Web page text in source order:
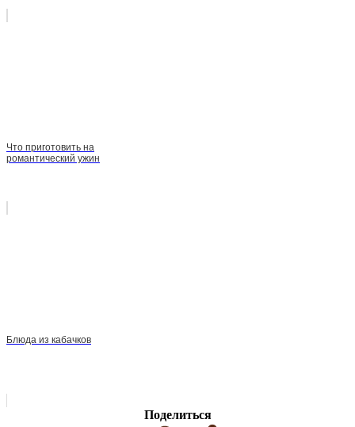
Что приготовить на
романтический ужин
Блюда из кабачков
Поделиться